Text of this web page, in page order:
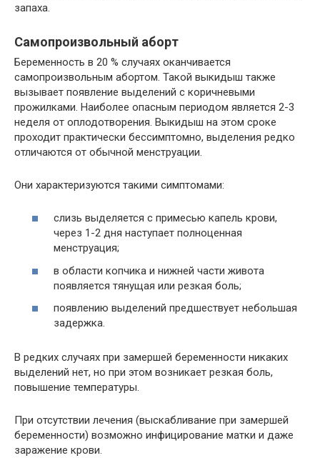
запаха.
Самопроизвольный аборт
Беременность в 20 % случаях оканчивается
самопроизвольным абортом. Такой выкидыш также
вызывает появление выделений с коричневыми
прожилками. Наиболее опасным периодом является 2-3
неделя от оплодотворения. Выкидыш на этом сроке
проходит практически бессимптомно, выделения редко
отличаются от обычной менструации.
Они характеризуются такими симптомами:
слизь выделяется с примесью капель крови,
через 1-2 дня наступает полноценная
менструация;
в области копчика и нижней части живота
появляется тянущая или резкая боль;
появлению выделений предшествует небольшая
задержка.
В редких случаях при замершей беременности никаких
выделений нет, но при этом возникает резкая боль,
повышение температуры.
При отсутствии лечения (выскабливание при замершей
беременности) возможно инфицирование матки и даже
заражение крови.